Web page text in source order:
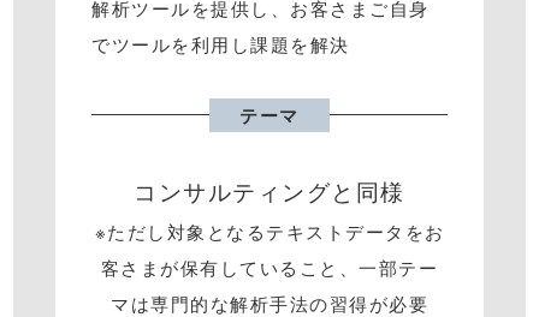
解析ツールを提供し、お客さまご⾃⾝
でツールを利⽤し課題を解決
テーマ
コンサルティングと同様
※ただし対象となるテキストデータをお
客さまが保有していること、⼀部テー
マは専⾨的な解析⼿法の習得が必要